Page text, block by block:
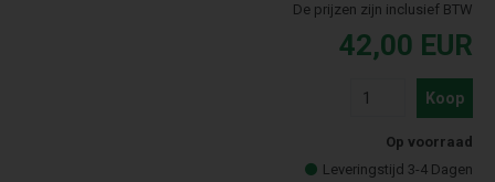
De prijzen zijn inclusief BTW
42,00 EUR
Koop
Op voorraad
Leveringstijd 3-4 Dagen